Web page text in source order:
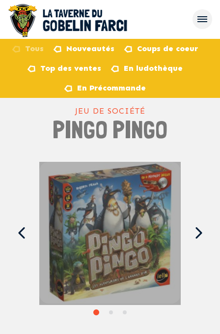
Tous Nouveautés Coups de coeur
Top des ventes En ludothèque
En Précommande
JEU DE SOCIÉTÉ
PINGO PINGO